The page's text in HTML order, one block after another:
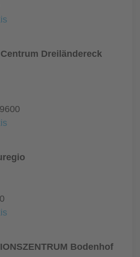
Dreiländereck
Bodenhof